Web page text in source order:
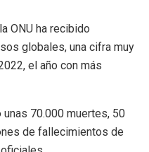
ONU ha recibido
globales, una cifra muy
el año con más
70.000 muertes, 50
de fallecimientos de